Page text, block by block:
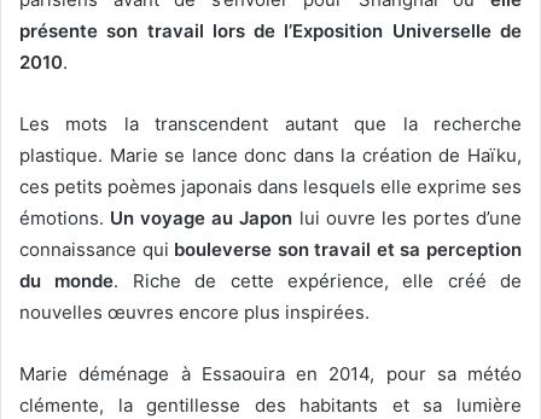
présente son travail lors de l’Exposition Universelle de
2010.
Les mots la transcendent autant que la recherche
plastique. Marie se lance donc dans la création de Haïku,
ces petits poèmes japonais dans lesquels elle exprime ses
émotions. Un voyage au Japon lui ouvre les portes d’une
connaissance qui bouleverse son travail et sa perception
du monde. Riche de cette expérience, elle créé de
nouvelles œuvres encore plus inspirées.
Marie déménage à Essaouira en 2014, pour sa météo
clémente, la gentillesse des habitants et sa lumière